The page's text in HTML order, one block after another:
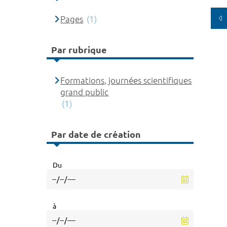
Pages (1)
Par rubrique
Formations, journées scientifiques
grand public
(1)
Par date de création
Du
à